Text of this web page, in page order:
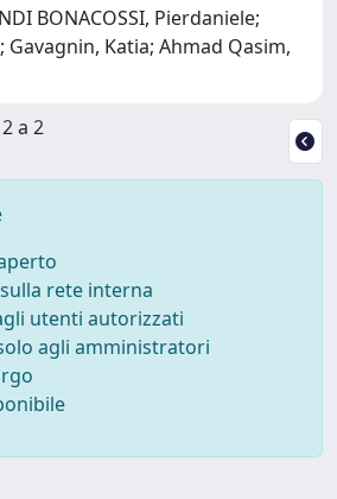
BONACOSSI, Pierdaniele;
Gavagnin, Katia; Ahmad Qasim,
a 2
rete interna
utenti autorizzati
agli amministratori